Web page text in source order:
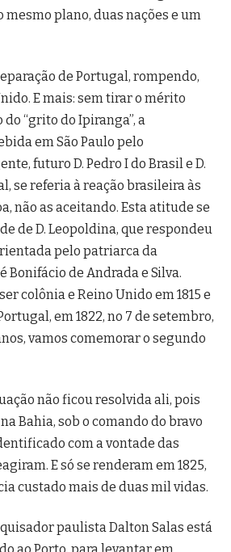
mesmo plano, duas nações e um
de Portugal, rompendo,
E mais: sem tirar o mérito
“grito do Ipiranga”, a
em São Paulo pelo
futuro D. Pedro I do Brasil e D.
se referia à reação brasileira às
não as aceitando. Esta atitude se
de D. Leopoldina, que respondeu
pelo patriarca da
Bonifácio de Andrada e Silva.
colônia e Reino Unido em 1815 e
em 1822, no 7 de setembro,
vamos comemorar o segundo
não ficou resolvida ali, pois
Bahia, sob o comando do bravo
com a vontade das
E só se renderam em 1825,
custado mais de duas mil vidas.
paulista Dalton Salas está
ao Porto, para levantar em